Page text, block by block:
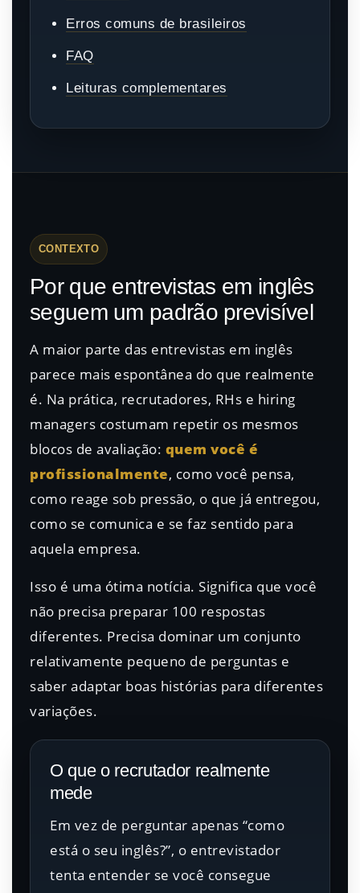
Erros comuns de brasileiros
FAQ
Leituras complementares
CONTEXTO
Por que entrevistas em inglês
seguem um padrão previsível
A maior parte das entrevistas em inglês
parece mais espontânea do que realmente
é. Na prática, recrutadores, RHs e hiring
managers costumam repetir os mesmos
blocos de avaliação: quem você é
profissionalmente, como você pensa,
como reage sob pressão, o que já entregou,
como se comunica e se faz sentido para
aquela empresa.
Isso é uma ótima notícia. Significa que você
não precisa preparar 100 respostas
diferentes. Precisa dominar um conjunto
relativamente pequeno de perguntas e
saber adaptar boas histórias para diferentes
variações.
O que o recrutador realmente
mede
Em vez de perguntar apenas “como
está o seu inglês?”, o entrevistador
tenta entender se você consegue